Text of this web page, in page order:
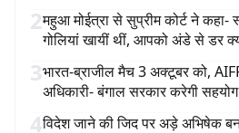
2महुआ मोईत्रा से सुप्रीम कोर्ट ने कहा-
गोलियां खायीं थीं, आपको अंडे से डर
3भारत-ब्राजील मैच 3 अक्टूबर को,
अधिकारी- बंगाल सरकार करेगी सहयोग
4विदेश जाने की जिद पर अड़े अभिषेक